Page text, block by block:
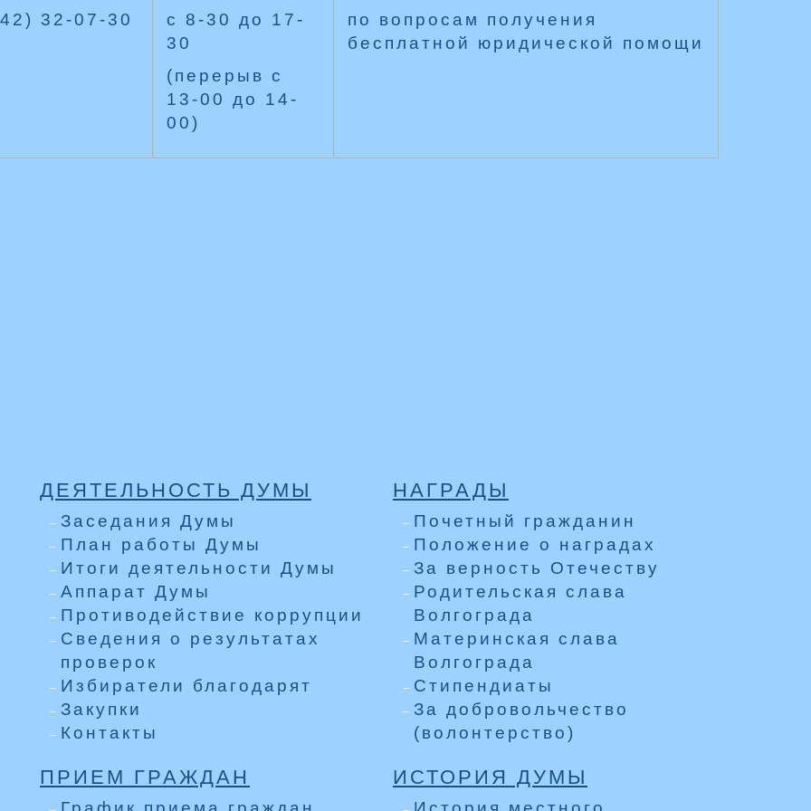
32-07-30
с 8-30 до 17-
30
(перерыв с
13-00 до 14-
00)
по вопросам получения
бесплатной юридической помощи
ДЕЯТЕЛЬНОСТЬ ДУМЫ
Заседания Думы
План работы Думы
Итоги деятельности Думы
Аппарат Думы
Противодействие коррупции
Сведения о результатах
проверок
Избиратели благодарят
Закупки
Контакты
ПРИЕМ ГРАЖДАН
НАГРАДЫ
Почетный гражданин
Положение о наградах
За верность Отечеству
Родительская слава
Волгограда
Материнская слава
Волгограда
Стипендиаты
За добровольчество
(волонтерство)
ИСТОРИЯ ДУМЫ